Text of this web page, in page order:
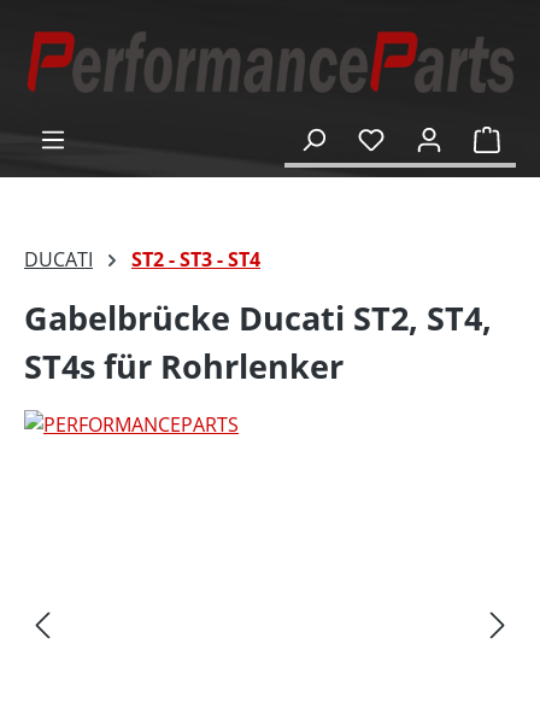
springen
DUCATI ST2 - ST3 - ST4
Gabelbrücke Ducati ST2, ST4,
ST4s für Rohrlenker